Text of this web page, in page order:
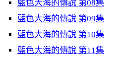
藍色大海的傳說 第08集
藍色大海的傳說 第09集
藍色大海的傳說 第10集
藍色大海的傳說 第11集